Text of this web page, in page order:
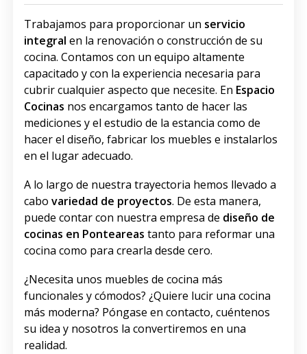
Trabajamos para proporcionar un servicio
integral en la renovación o construcción de su
cocina. Contamos con un equipo altamente
capacitado y con la experiencia necesaria para
cubrir cualquier aspecto que necesite. En Espacio
Cocinas nos encargamos tanto de hacer las
mediciones y el estudio de la estancia como de
hacer el diseño, fabricar los muebles e instalarlos
en el lugar adecuado.
A lo largo de nuestra trayectoria hemos llevado a
cabo variedad de proyectos. De esta manera,
puede contar con nuestra empresa de diseño de
cocinas en Ponteareas tanto para reformar una
cocina como para crearla desde cero.
¿Necesita unos muebles de cocina más
funcionales y cómodos? ¿Quiere lucir una cocina
más moderna? Póngase en contacto, cuéntenos
su idea y nosotros la convertiremos en una
realidad.